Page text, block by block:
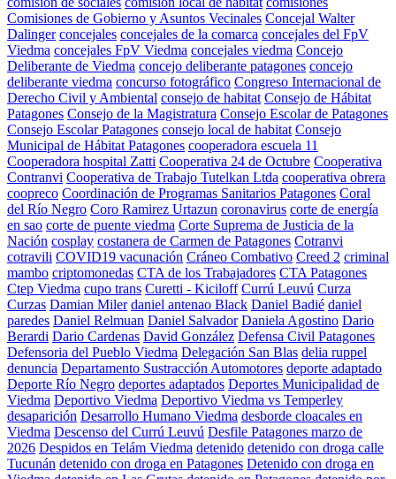
Comisiones de Gobierno y Asuntos Vecinales Concejal Walter
Dalinger concejales concejales de la comarca concejales del FpV
Viedma concejales FpV Viedma concejales viedma Concejo
Deliberante de Viedma concejo deliberante patagones concejo
deliberante viedma concurso fotográfico Congreso Internacional de
Derecho Civil y Ambiental consejo de habitat Consejo de Hábitat
Patagones Consejo de la Magistratura Consejo Escolar de Patagones
Consejo Escolar Patagones consejo local de habitat Consejo
Municipal de Hábitat Patagones cooperadora escuela 11
Cooperadora hospital Zatti Cooperativa 24 de Octubre Cooperativa
Contranvi Cooperativa de Trabajo Tutelkan Ltda cooperativa obrera
coopreco Coordinación de Programas Sanitarios Patagones Coral
del Río Negro Coro Ramirez Urtazun coronavirus corte de energía
en sao corte de puente viedma Corte Suprema de Justicia de la
Nación cosplay costanera de Carmen de Patagones Cotranvi
cotravili COVID19 vacunación Cráneo Combativo Creed 2 criminal
mambo criptomonedas CTA de los Trabajadores CTA Patagones
Ctep Viedma cupo trans Curetti - Kiciloff Currú Leuvú Curza
Curzas Damian Miler daniel antenao Black Daniel Badié daniel
paredes Daniel Relmuan Daniel Salvador Daniela Agostino Dario
Berardi Dario Cardenas David González Defensa Civil Patagones
Defensoria del Pueblo Viedma Delegación San Blas delia ruppel
denuncia Departamento Sustracción Automotores deporte adaptado
Deporte Río Negro deportes adaptados Deportes Municipalidad de
Viedma Deportivo Viedma Deportivo Viedma vs Temperley
desaparición Desarrollo Humano Viedma desborde cloacales en
Viedma Descenso del Currú Leuvú Desfile Patagones marzo de
2026 Despidos en Telám Viedma detenido detenido con droga calle
Tucunán detenido con droga en Patagones Detenido con droga en